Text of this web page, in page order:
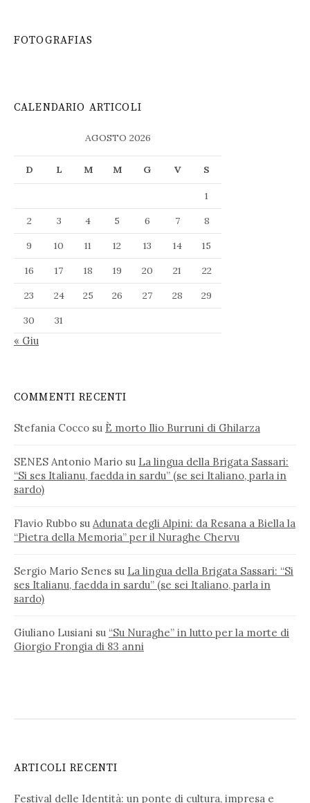
FOTOGRAFIAS
CALENDARIO ARTICOLI
AGOSTO 2026
D L M M G V S
1
2
3 4 5 6 7
8
9
10 11 12 13 14
15
16
17 18 19 20 21
22
23
24 25 26 27 28
29
30
31
« Giu
COMMENTI RECENTI
Stefania Cocco su È morto Ilio Burruni di Ghilarza
SENES Antonio Mario su La lingua della Brigata Sassari:
“Si ses Italianu, faedda in sardu” (se sei Italiano, parla in
sardo)
Flavio Rubbo su Adunata degli Alpini: da Resana a Biella la
“Pietra della Memoria” per il Nuraghe Chervu
Sergio Mario Senes su La lingua della Brigata Sassari: “Si
ses Italianu, faedda in sardu” (se sei Italiano, parla in
sardo)
Giuliano Lusiani su “Su Nuraghe” in lutto per la morte di
Giorgio Frongia di 83 anni
ARTICOLI RECENTI
Festival delle Identità: un ponte di cultura, impresa e